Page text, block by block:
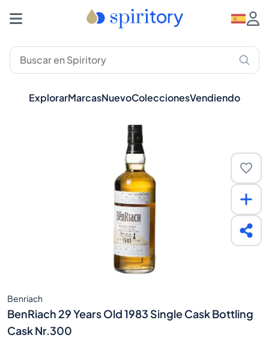
ExplorarMarcasNuevoColeccionesVendiendo
Benriach
BenRiach 29 Years Old 1983 Single Cask Bottling
Cask Nr.300